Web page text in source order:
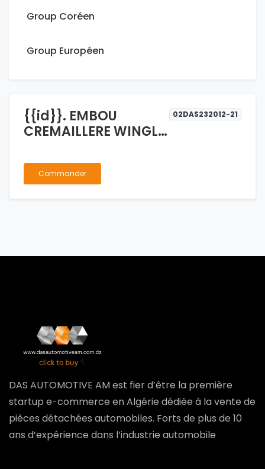
Group Coréen
Group Européen
{{id}}. EMBOU
CREMAILLERE WINGLE
02DAS232012-21
Commander
DAS AUTOMOTIVE AM est fier d’être la première
startup e-commerce en Algérie dédiée à la vente de
pièces détachées automobiles. Forts de plus de 10
ans d’expérience dans l’industrie automobile